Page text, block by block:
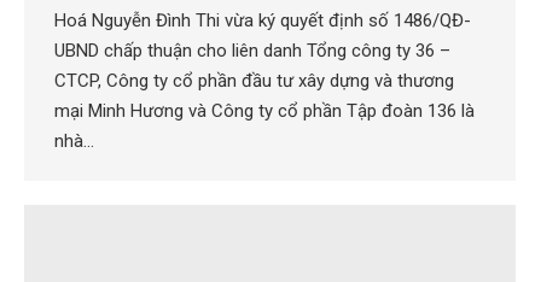
Hoá Nguyễn Đình Thi vừa ký quyết định số 1486/QĐ-
UBND chấp thuận cho liên danh Tổng công ty 36 –
CTCP, Công ty cổ phần đầu tư xây dựng và thương
mại Minh Hương và Công ty cổ phần Tập đoàn 136 là
nhà…